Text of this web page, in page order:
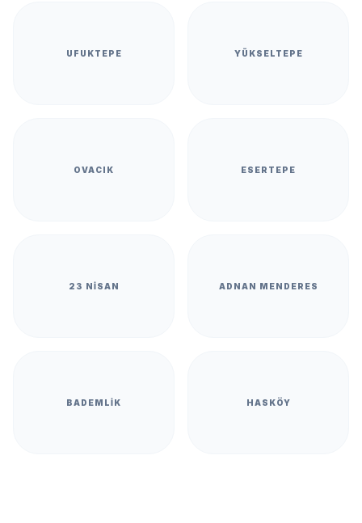
UFUKTEPE YÜKSELTEPE
OVACIK ESERTEPE
23 NISAN ADNAN MENDERES
BADEMLIK HASKÖY